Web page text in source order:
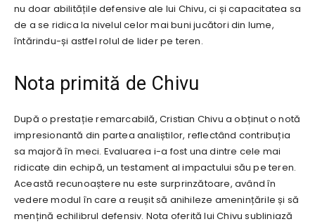
nu doar abilitățile defensive ale lui Chivu, ci și capacitatea sa
de a se ridica la nivelul celor mai buni jucători din lume,
întărindu-și astfel rolul de lider pe teren.
Nota primită de Chivu
După o prestație remarcabilă, Cristian Chivu a obținut o notă
impresionantă din partea analiștilor, reflectând contribuția
sa majoră în meci. Evaluarea i-a fost una dintre cele mai
ridicate din echipă, un testament al impactului său pe teren.
Această recunoaștere nu este surprinzătoare, având în
vedere modul în care a reușit să anihileze amenințările și să
mențină echilibrul defensiv. Nota oferită lui Chivu subliniază